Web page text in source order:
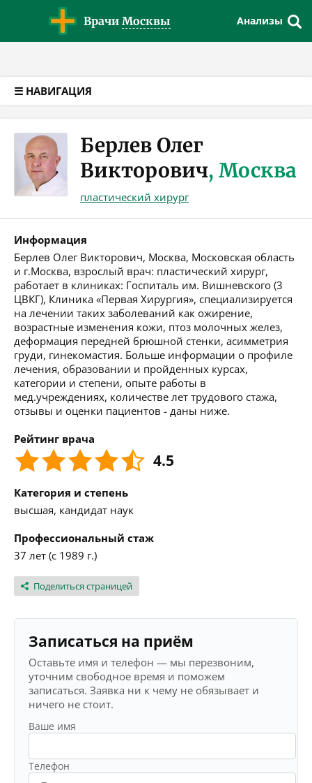
Врачи Москвы Анализы
☰ НАВИГАЦИЯ
Берлев Олег
Викторович, Москва
пластический хирург
Информация
Берлев Олег Викторович, Москва, Московская область
и г.Москва, взрослый врач: пластический хирург,
работает в клиниках: Госпиталь им. Вишневского (3
ЦВКГ), Клиника «Первая Хирургия», специализируется
на лечении таких заболеваний как ожирение,
возрастные изменения кожи, птоз молочных желез,
деформация передней брюшной стенки, асимметрия
груди, гинекомастия. Больше информации о профиле
лечения, образовании и пройденных курсах,
категории и степени, опыте работы в
мед.учреждениях, количестве лет трудового стажа,
отзывы и оценки пациентов - даны ниже.
Рейтинг врача
4.5
Категория и степень
высшая, кандидат наук
Профессиональный стаж
37 лет (с 1989 г.)
Поделиться страницей
Записаться на приём
Оставьте имя и телефон — мы перезвоним,
уточним свободное время и поможем
записаться. Заявка ни к чему не обязывает и
ничего не стоит.
Ваше имя
Телефон